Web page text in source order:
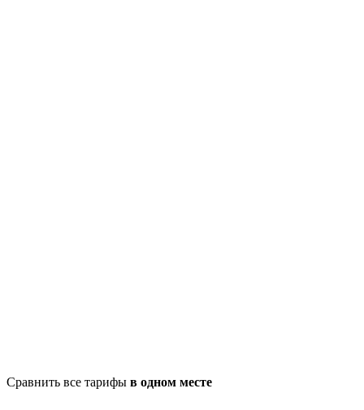
Сравнить все тарифы в одном месте